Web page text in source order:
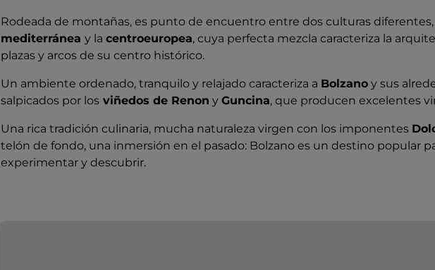
Rodeada de montañas, es punto de encuentro entre dos culturas diferentes,
mediterránea y la centroeuropea, cuya perfecta mezcla caracteriza la
plazas y arcos de su centro histórico.
Un ambiente ordenado, tranquilo y relajado caracteriza a Bolzano y sus
salpicados por los viñedos de Renon y Guncina, que producen excelentes
Una rica tradición culinaria, mucha naturaleza virgen con los imponentes
telón de fondo, una inmersión en el pasado: Bolzano es un destino popular
experimentar y descubrir.